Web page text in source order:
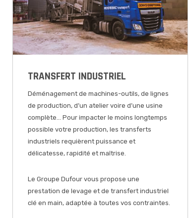
TRANSFERT INDUSTRIEL
Déménagement de machines-outils, de lignes
de production, d’un atelier voire d’une usine
complète… Pour impacter le moins longtemps
possible votre production, les transferts
industriels requièrent puissance et
délicatesse, rapidité et maîtrise.
Le Groupe Dufour vous propose une
prestation de levage et de transfert industriel
clé en main, adaptée à toutes vos contraintes.